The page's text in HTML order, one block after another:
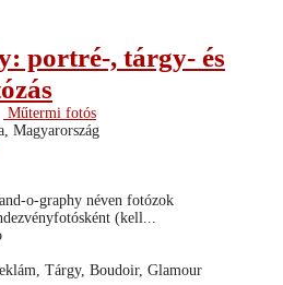
portré-, tárgy- és
Műtermi fotós
Magyarország
o-graphy néven fotózok
(kell...
Tárgy, Boudoir, Glamour